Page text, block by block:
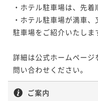
・ホテル駐車場は、先着
・ホテル駐車場が満車
駐車場をご紹介いたしま
詳細は公式ホームペー
問い合わせください。
ご案内